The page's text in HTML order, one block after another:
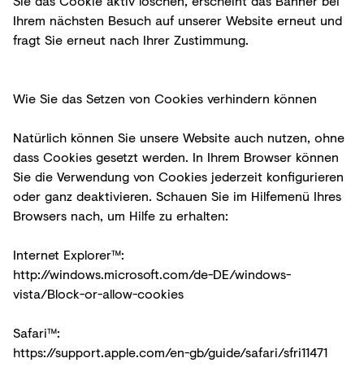
Ihrem nächsten Besuch auf unserer Website erneut und
fragt Sie erneut nach Ihrer Zustimmung.
Wie Sie das Setzen von Cookies verhindern können
Natürlich können Sie unsere Website auch nutzen, ohne
dass Cookies gesetzt werden. In Ihrem Browser können
Sie die Verwendung von Cookies jederzeit konfigurieren
oder ganz deaktivieren. Schauen Sie im Hilfemenü Ihres
Browsers nach, um Hilfe zu erhalten:
Internet Explorer™:
http://windows.microsoft.com/de-DE/windows-
vista/Block-or-allow-cookies
Safari™:
https://support.apple.com/en-gb/guide/safari/sfri11471